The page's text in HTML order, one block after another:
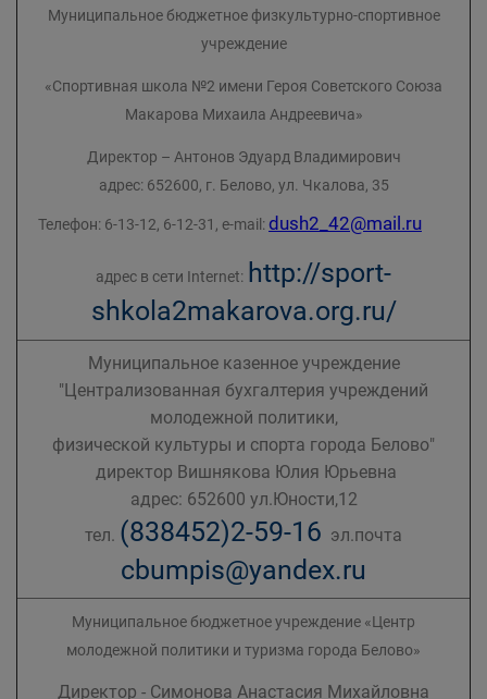
Муниципальное бюджетное физкультурно-спортивное
учреждение
«Спортивная школа №2 имени Героя Советского Союза
Макарова Михаила Андреевича»
Директор – Антонов Эдуард Владимирович
адрес: 652600, г. Белово, ул. Чкалова, 35
Телефон: 6-13-12, 6-12-31, e-mail: dush2_42@mail.ru
адрес в сети Internet: http://sport-
shkola2makarova.org.ru/
Муниципальное казенное учреждение
"Централизованная бухгалтерия учреждений
молодежной политики,
физической культуры и спорта города Белово"
директор Вишнякова Юлия Юрьевна
адрес: 652600 ул.Юности,12
тел. (838452)2-59-16 эл.почта
cbumpis@yandex.ru
Муниципальное бюджетное учреждение «Центр
молодежной политики и туризма города Белово»
Директор - Симонова Анастасия Михайловна